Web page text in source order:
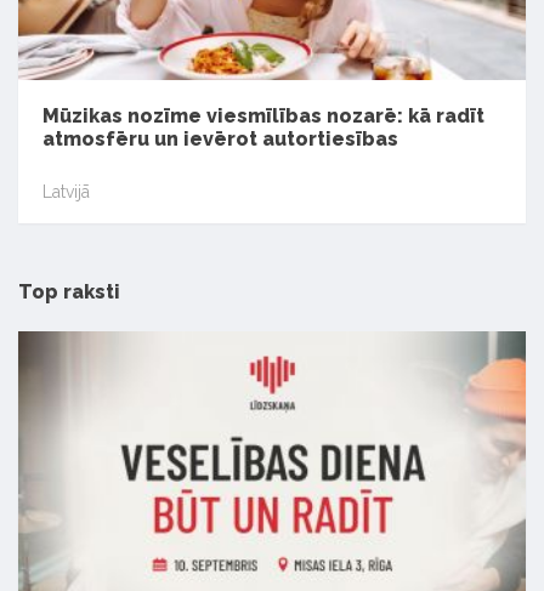
Mūzikas nozīme viesmīlības nozarē: kā radīt
atmosfēru un ievērot autortiesības
Latvijā
Top raksti